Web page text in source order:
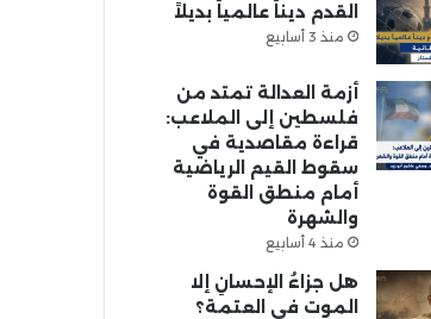
القدم ديناً عالمياً بديلاً
منذ 3 أسابيع
أزمة العدالة تمتد من
فلسطين إلى الملاعب:
قراءة مقاصدية في
سقوط القيم الرياضية
أمام منطق القوة
والشهرة
منذ 4 أسابيع
هل جزاءُ الإحسانِ إلا
الموت في العتمة؟